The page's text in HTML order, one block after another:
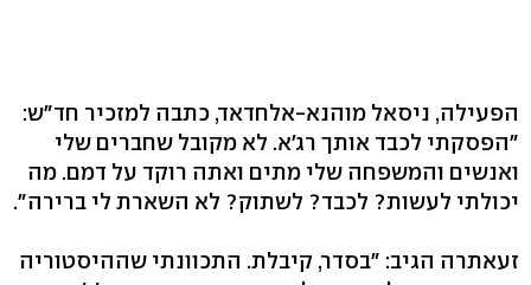
הפעילה, ניסאל מוהנא-אלחדאד, כתבה למזכיר חד"ש:
"הפסקתי לכבד אותך רג'א. לא מקובל שחברים שלי
ואנשים והמשפחה שלי מתים ואתה רוקד על דמם. מה
יכולתי לעשות? לכבד? לשתוק? לא השארת לי ברירה".
זעאתרה הגיב: "בסדר, קיבלת. התכוונתי שההיסטוריה